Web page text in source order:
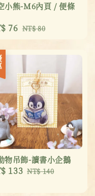
小熊-M6內頁 / 便條
76 Regular
NT$ 80
物吊飾-讀書小企鵝
133 Regular
NT$ 140